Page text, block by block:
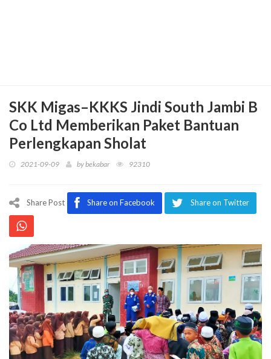
SKK Migas–KKKS Jindi South Jambi B
Co Ltd Memberikan Paket Bantuan
Perlengkapan Sholat
2021-09-09 bybekabar 92310
Share Post Share on Facebook Share on Twitter